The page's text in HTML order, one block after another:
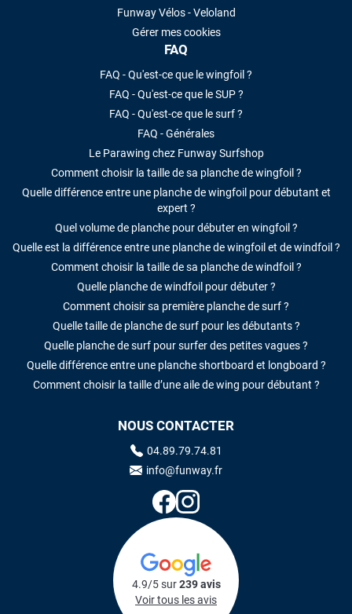
Funway Vélos - Veloland
Gérer mes cookies
FAQ
FAQ - Qu'est-ce que le wingfoil ?
FAQ - Qu'est-ce que le SUP ?
FAQ - Qu'est-ce que le surf ?
FAQ - Générales
Le Parawing chez Funway Surfshop
Comment choisir la taille de sa planche de wingfoil ?
Quelle différence entre une planche de wingfoil pour débutant et
expert ?
Quel volume de planche pour débuter en wingfoil ?
Quelle est la différence entre une planche de wingfoil et de windfoil ?
Comment choisir la taille de sa planche de windfoil ?
Quelle planche de windfoil pour débuter ?
Comment choisir sa première planche de surf ?
Quelle taille de planche de surf pour les débutants ?
Quelle planche de surf pour surfer des petites vagues ?
Quelle différence entre une planche shortboard et longboard ?
Comment choisir la taille d’une aile de wing pour débutant ?
NOUS CONTACTER
04.89.79.74.81
info@funway.fr
4.9/5 sur239 avis
Voir tous les avis